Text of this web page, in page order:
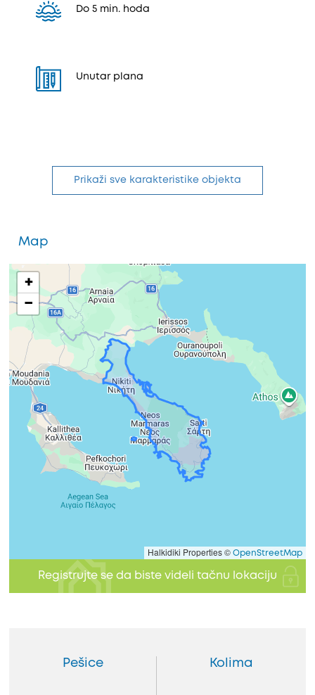
Do 5 min. hoda
Unutar plana
Prikaži sve karakteristike objekta
Map
+
−
Halkidiki Properties © OpenStreetMap
Registrujte se da biste videli tačnu lokaciju
Pešice Kolima